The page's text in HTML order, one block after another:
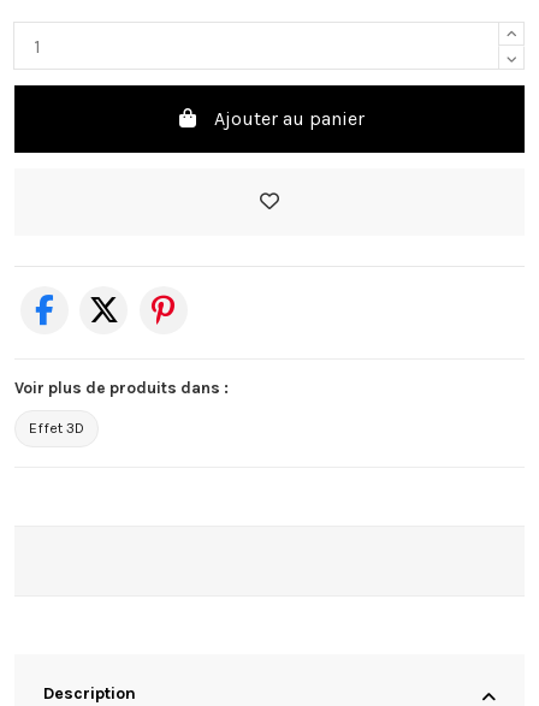
Ajouter au panier
Voir plus de produits dans :
Effet 3D
Description